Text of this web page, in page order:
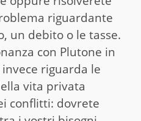
riguardante
un debito o le tasse.
con Plutone in
riguarda le
vita privata
conflitti: dovrete